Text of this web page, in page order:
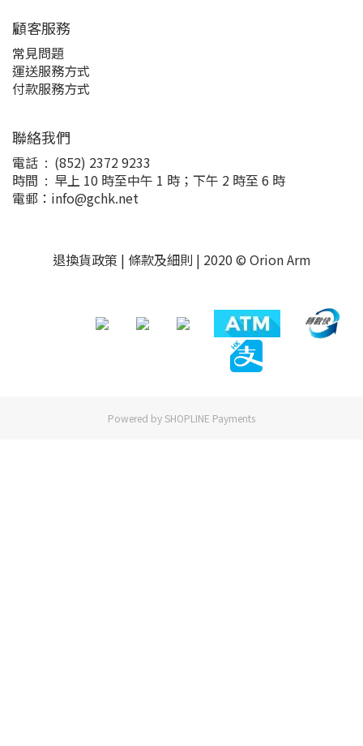
顧客服務
常見問題
運送服務方式
付款服務方式
聯絡我們
電話 : (852) 2372 9233
時間 : 早上 10 時至中午 1 時；下午 2 時至 6 時
電郵：info@gchk.net
退換貨政策 | 條款及細則 | 2020 © Orion Arm
Powered by SHOPLINE Payments